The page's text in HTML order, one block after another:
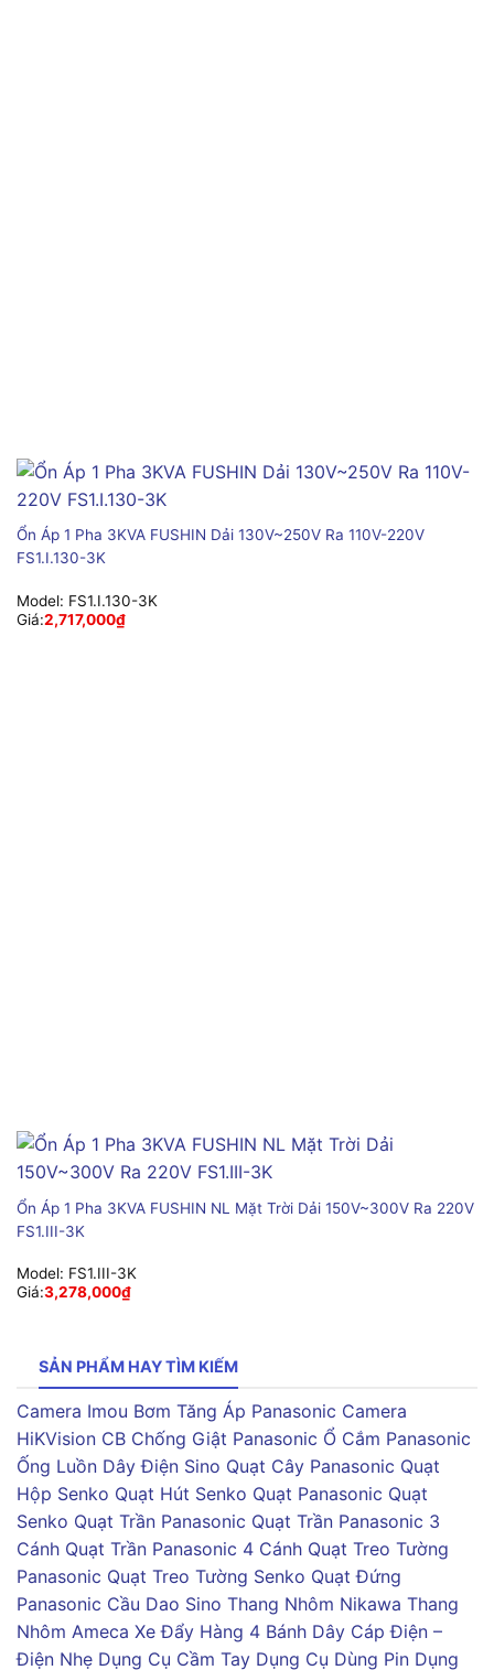
Ổn Áp 1 Pha 3KVA FUSHIN Dải 130V~250V Ra 110V-220V
FS1.I.130-3K
Model: FS1.I.130-3K
Giá:2,717,000₫
Ổn Áp 1 Pha 3KVA FUSHIN NL Mặt Trời Dải 150V~300V Ra 220V
FS1.III-3K
Model: FS1.III-3K
Giá:3,278,000₫
SẢN PHẨM HAY TÌM KIẾM
Camera Imou Bơm Tăng Áp Panasonic Camera
HiKVision CB Chống Giật Panasonic Ổ Cắm Panasonic
Ống Luồn Dây Điện Sino Quạt Cây Panasonic Quạt
Hộp Senko Quạt Hút Senko Quạt Panasonic Quạt
Senko Quạt Trần Panasonic Quạt Trần Panasonic 3
Cánh Quạt Trần Panasonic 4 Cánh Quạt Treo Tường
Panasonic Quạt Treo Tường Senko Quạt Đứng
Panasonic Cầu Dao Sino Thang Nhôm Nikawa Thang
Nhôm Ameca Xe Đẩy Hàng 4 Bánh Dây Cáp Điện –
Điện Nhẹ Dụng Cụ Cầm Tay Dụng Cụ Dùng Pin Dụng